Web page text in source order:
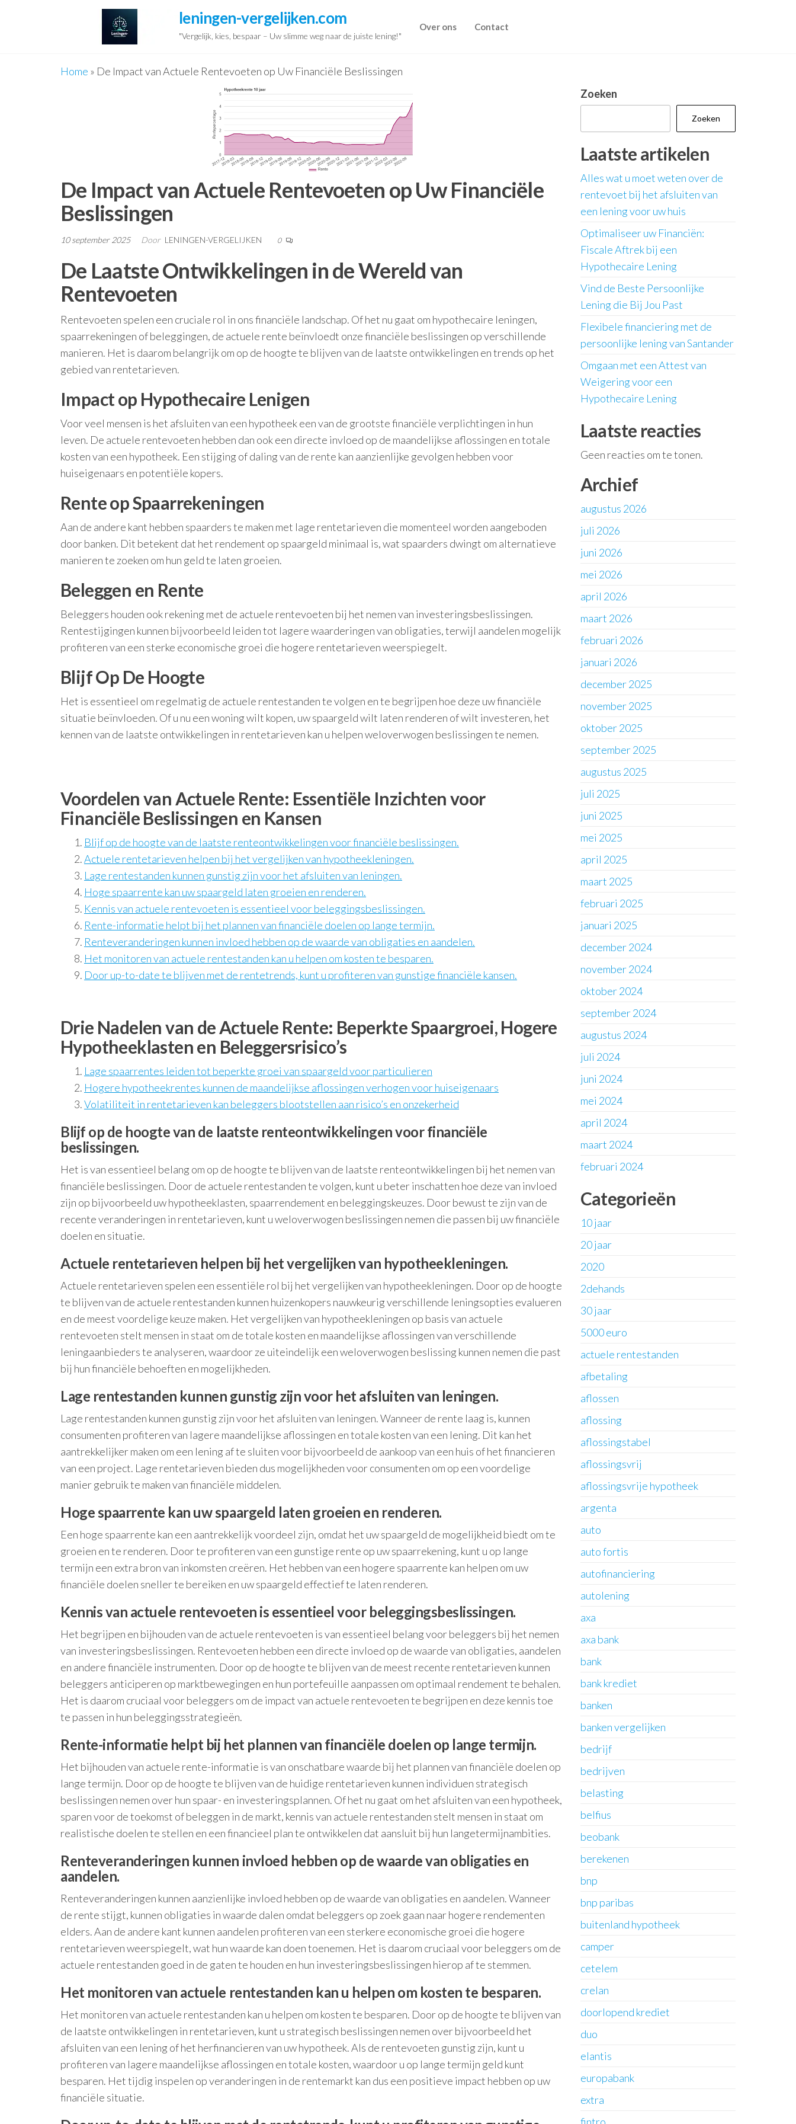
leningen-vergelijken.com
"Vergelijk, kies, bespaar – Uw slimme weg naar de juiste lening!"
Over ons Contact
Home » De Impact van Actuele Rentevoeten op Uw Financiële Beslissingen
De Impact van Actuele Rentevoeten op Uw Financiële
Beslissingen
10 september 2025 Door LENINGEN-VERGELIJKEN 0
De Laatste Ontwikkelingen in de Wereld van
Rentevoeten
Rentevoeten spelen een cruciale rol in ons financiële landschap. Of het nu gaat om hypothecaire leningen,
spaarrekeningen of beleggingen, de actuele rente beïnvloedt onze financiële beslissingen op verschillende
manieren. Het is daarom belangrijk om op de hoogte te blijven van de laatste ontwikkelingen en trends op het
gebied van rentetarieven.
Impact op Hypothecaire Lenigen
Voor veel mensen is het afsluiten van een hypotheek een van de grootste financiële verplichtingen in hun
leven. De actuele rentevoeten hebben dan ook een directe invloed op de maandelijkse aflossingen en totale
kosten van een hypotheek. Een stijging of daling van de rente kan aanzienlijke gevolgen hebben voor
huiseigenaars en potentiële kopers.
Rente op Spaarrekeningen
Aan de andere kant hebben spaarders te maken met lage rentetarieven die momenteel worden aangeboden
door banken. Dit betekent dat het rendement op spaargeld minimaal is, wat spaarders dwingt om alternatieve
manieren te zoeken om hun geld te laten groeien.
Beleggen en Rente
Beleggers houden ook rekening met de actuele rentevoeten bij het nemen van investeringsbeslissingen.
Rentestijgingen kunnen bijvoorbeeld leiden tot lagere waarderingen van obligaties, terwijl aandelen mogelijk
profiteren van een sterke economische groei die hogere rentetarieven weerspiegelt.
Blijf Op De Hoogte
Het is essentieel om regelmatig de actuele rentestanden te volgen en te begrijpen hoe deze uw financiële
situatie beïnvloeden. Of u nu een woning wilt kopen, uw spaargeld wilt laten renderen of wilt investeren, het
kennen van de laatste ontwikkelingen in rentetarieven kan u helpen weloverwogen beslissingen te nemen.
Voordelen van Actuele Rente: Essentiële Inzichten voor
Financiële Beslissingen en Kansen
Blijf op de hoogte van de laatste renteontwikkelingen voor financiële beslissingen.
Actuele rentetarieven helpen bij het vergelijken van hypotheekleningen.
Lage rentestanden kunnen gunstig zijn voor het afsluiten van leningen.
Hoge spaarrente kan uw spaargeld laten groeien en renderen.
Kennis van actuele rentevoeten is essentieel voor beleggingsbeslissingen.
Rente-informatie helpt bij het plannen van financiële doelen op lange termijn.
Renteveranderingen kunnen invloed hebben op de waarde van obligaties en aandelen.
Het monitoren van actuele rentestanden kan u helpen om kosten te besparen.
Door up-to-date te blijven met de rentetrends, kunt u profiteren van gunstige financiële kansen.
Drie Nadelen van de Actuele Rente: Beperkte Spaargroei, Hogere
Hypotheeklasten en Beleggersrisico’s
Lage spaarrentes leiden tot beperkte groei van spaargeld voor particulieren
Hogere hypotheekrentes kunnen de maandelijkse aflossingen verhogen voor huiseigenaars
Volatiliteit in rentetarieven kan beleggers blootstellen aan risico’s en onzekerheid
Blijf op de hoogte van de laatste renteontwikkelingen voor financiële
beslissingen.
Het is van essentieel belang om op de hoogte te blijven van de laatste renteontwikkelingen bij het nemen van
financiële beslissingen. Door de actuele rentestanden te volgen, kunt u beter inschatten hoe deze van invloed
zijn op bijvoorbeeld uw hypotheeklasten, spaarrendement en beleggingskeuzes. Door bewust te zijn van de
recente veranderingen in rentetarieven, kunt u weloverwogen beslissingen nemen die passen bij uw financiële
doelen en situatie.
Actuele rentetarieven helpen bij het vergelijken van hypotheekleningen.
Actuele rentetarieven spelen een essentiële rol bij het vergelijken van hypotheekleningen. Door op de hoogte
te blijven van de actuele rentestanden kunnen huizenkopers nauwkeurig verschillende leningsopties evalueren
en de meest voordelige keuze maken. Het vergelijken van hypotheekleningen op basis van actuele
rentevoeten stelt mensen in staat om de totale kosten en maandelijkse aflossingen van verschillende
leningaanbieders te analyseren, waardoor ze uiteindelijk een weloverwogen beslissing kunnen nemen die past
bij hun financiële behoeften en mogelijkheden.
Lage rentestanden kunnen gunstig zijn voor het afsluiten van leningen.
Lage rentestanden kunnen gunstig zijn voor het afsluiten van leningen. Wanneer de rente laag is, kunnen
consumenten profiteren van lagere maandelijkse aflossingen en totale kosten van een lening. Dit kan het
aantrekkelijker maken om een lening af te sluiten voor bijvoorbeeld de aankoop van een huis of het financieren
van een project. Lage rentetarieven bieden dus mogelijkheden voor consumenten om op een voordelige
manier gebruik te maken van financiële middelen.
Hoge spaarrente kan uw spaargeld laten groeien en renderen.
Een hoge spaarrente kan een aantrekkelijk voordeel zijn, omdat het uw spaargeld de mogelijkheid biedt om te
groeien en te renderen. Door te profiteren van een gunstige rente op uw spaarrekening, kunt u op lange
termijn een extra bron van inkomsten creëren. Het hebben van een hogere spaarrente kan helpen om uw
financiële doelen sneller te bereiken en uw spaargeld effectief te laten renderen.
Kennis van actuele rentevoeten is essentieel voor beleggingsbeslissingen.
Het begrijpen en bijhouden van de actuele rentevoeten is van essentieel belang voor beleggers bij het nemen
van investeringsbeslissingen. Rentevoeten hebben een directe invloed op de waarde van obligaties, aandelen
en andere financiële instrumenten. Door op de hoogte te blijven van de meest recente rentetarieven kunnen
beleggers anticiperen op marktbewegingen en hun portefeuille aanpassen om optimaal rendement te behalen.
Het is daarom cruciaal voor beleggers om de impact van actuele rentevoeten te begrijpen en deze kennis toe
te passen in hun beleggingsstrategieën.
Rente-informatie helpt bij het plannen van financiële doelen op lange termijn.
Het bijhouden van actuele rente-informatie is van onschatbare waarde bij het plannen van financiële doelen op
lange termijn. Door op de hoogte te blijven van de huidige rentetarieven kunnen individuen strategisch
beslissingen nemen over hun spaar- en investeringsplannen. Of het nu gaat om het afsluiten van een hypotheek,
sparen voor de toekomst of beleggen in de markt, kennis van actuele rentestanden stelt mensen in staat om
realistische doelen te stellen en een financieel plan te ontwikkelen dat aansluit bij hun langetermijnambities.
Renteveranderingen kunnen invloed hebben op de waarde van obligaties en
aandelen.
Renteveranderingen kunnen aanzienlijke invloed hebben op de waarde van obligaties en aandelen. Wanneer
de rente stijgt, kunnen obligaties in waarde dalen omdat beleggers op zoek gaan naar hogere rendementen
elders. Aan de andere kant kunnen aandelen profiteren van een sterkere economische groei die hogere
rentetarieven weerspiegelt, wat hun waarde kan doen toenemen. Het is daarom cruciaal voor beleggers om de
actuele rentestanden goed in de gaten te houden en hun investeringsbeslissingen hierop af te stemmen.
Het monitoren van actuele rentestanden kan u helpen om kosten te besparen.
Het monitoren van actuele rentestanden kan u helpen om kosten te besparen. Door op de hoogte te blijven van
de laatste ontwikkelingen in rentetarieven, kunt u strategisch beslissingen nemen over bijvoorbeeld het
afsluiten van een lening of het herfinancieren van uw hypotheek. Als de rentevoeten gunstig zijn, kunt u
profiteren van lagere maandelijkse aflossingen en totale kosten, waardoor u op lange termijn geld kunt
besparen. Het tijdig inspelen op veranderingen in de rentemarkt kan dus een positieve impact hebben op uw
financiële situatie.
Zoeken
Zoeken
Laatste artikelen
Alles wat u moet weten over de
rentevoet bij het afsluiten van
een lening voor uw huis
Optimaliseer uw Financiën:
Fiscale Aftrek bij een
Hypothecaire Lening
Vind de Beste Persoonlijke
Lening die Bij Jou Past
Flexibele financiering met de
persoonlijke lening van Santander
Omgaan met een Attest van
Weigering voor een
Hypothecaire Lening
Laatste reacties
Geen reacties om te tonen.
Archief
augustus 2026
juli 2026
juni 2026
mei 2026
april 2026
maart 2026
februari 2026
januari 2026
december 2025
november 2025
oktober 2025
september 2025
augustus 2025
juli 2025
juni 2025
mei 2025
april 2025
maart 2025
februari 2025
januari 2025
december 2024
november 2024
oktober 2024
september 2024
augustus 2024
juli 2024
juni 2024
mei 2024
april 2024
maart 2024
februari 2024
Categorieën
10 jaar
20 jaar
2020
2dehands
30 jaar
5000 euro
actuele rentestanden
afbetaling
aflossen
aflossing
aflossingstabel
aflossingsvrij
aflossingsvrije hypotheek
argenta
auto
auto fortis
autofinanciering
autolening
axa
axa bank
bank
bank krediet
banken
banken vergelijken
bedrijf
bedrijven
belasting
belfius
beobank
berekenen
bnp
bnp paribas
buitenland hypotheek
camper
cetelem
crelan
doorlopend krediet
duo
elantis
europabank
extra